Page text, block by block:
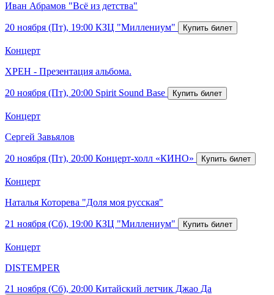
Иван Абрамов "Всё из детства"
20 ноября (Пт), 19:00 КЗЦ "Миллениум"
Концерт
ХРЕН - Презентация альбома.
20 ноября (Пт), 20:00 Spirit Sound Base
Концерт
Сергей Завьялов
20 ноября (Пт), 20:00 Концерт-холл «КИНО»
Концерт
Наталья Которева "Доля моя русская"
21 ноября (Сб), 19:00 КЗЦ "Миллениум"
Концерт
DISTEMPER
21 ноября (Сб), 20:00 Китайский летчик Джао Да